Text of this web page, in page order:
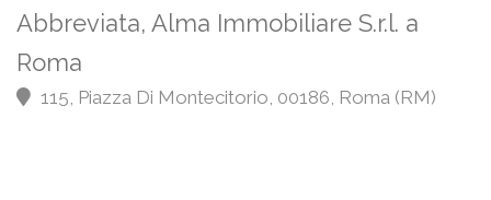
Abbreviata, Alma Immobiliare S.r.l. a
Roma
115, Piazza Di Montecitorio, 00186, Roma (RM)